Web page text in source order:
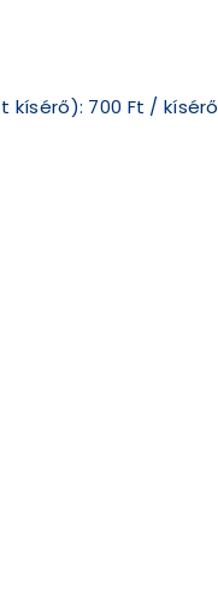
kísérő): 700 Ft / kísérő